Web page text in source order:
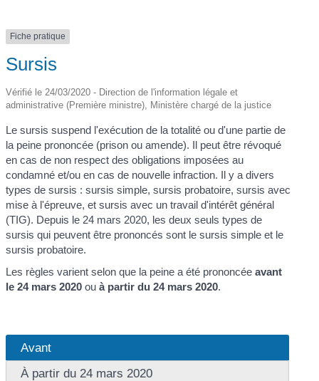
Fiche pratique
Sursis
Vérifié le 24/03/2020 - Direction de l'information légale et
administrative (Première ministre), Ministère chargé de la justice
Le sursis suspend l'exécution de la totalité ou d'une partie de
la peine prononcée (prison ou amende). Il peut être révoqué
en cas de non respect des obligations imposées au
condamné et/ou en cas de nouvelle infraction. Il y a divers
types de sursis : sursis simple, sursis probatoire, sursis avec
mise à l'épreuve, et sursis avec un travail d'intérêt général
(TIG). Depuis le 24 mars 2020, les deux seuls types de
sursis qui peuvent être prononcés sont le sursis simple et le
sursis probatoire.
Les règles varient selon que la peine a été prononcéeavant
le 24 mars 2020 ouà partir du 24 mars 2020.
Avant
À partir du 24 mars 2020